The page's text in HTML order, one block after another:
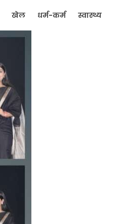
खेल धर्म-कर्म स्वास्थ्य